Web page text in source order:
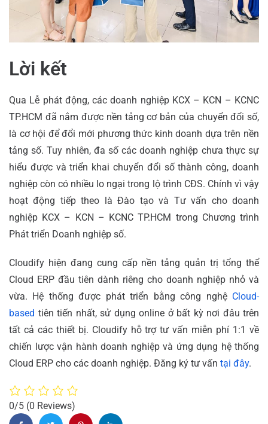
Lời kết
Qua Lễ phát động, các doanh nghiệp KCX – KCN – KCNC
TP.HCM đã nắm được nền tảng cơ bản của chuyển đổi số,
là cơ hội để đổi mới phương thức kinh doanh dựa trên nền
tảng số. Tuy nhiên, đa số các doanh nghiệp chưa thực sự
hiểu được và triển khai chuyển đổi số thành công, doanh
nghiệp còn có nhiều lo ngại trong lộ trình CĐS. Chính vì vậy
hoạt động tiếp theo là Đào tạo và Tư vấn cho doanh
nghiệp KCX – KCN – KCNC TP.HCM trong Chương trình
Phát triển Doanh nghiệp số.
Cloudify hiện đang cung cấp nền tảng quản trị tổng thể
Cloud ERP đầu tiên dành riêng cho doanh nghiệp nhỏ và
vừa. Hệ thống được phát triển bằng công nghệ Cloud-
based tiên tiến nhất, sử dụng online ở bất kỳ nơi đâu trên
tất cả các thiết bị. Cloudify hỗ trợ tư vấn miễn phí 1:1 về
chiến lược vận hành doanh nghiệp và ứng dụng hệ thống
Cloud ERP cho các doanh nghiệp. Đăng ký tư vấn tại đây.
0/5 (0 Reviews)